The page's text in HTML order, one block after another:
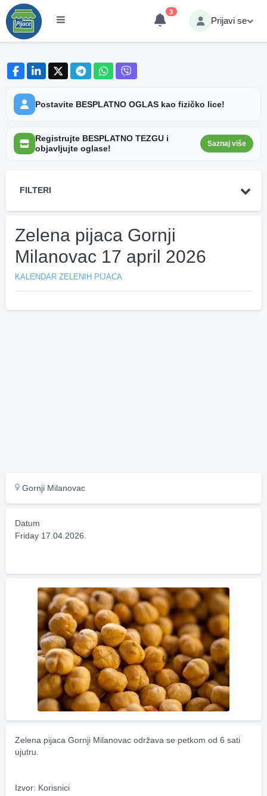
3
Prijavi se
Postavite BESPLATNO OGLAS kao fizičko lice!
Registrujte BESPLATNO TEZGU i
objavljujte oglase!
Saznaj više
FILTERI
Zelena pijaca Gornji
Milanovac 17 april 2026
KALENDAR ZELENIH PIJACA
Gornji Milanovac
Datum
Friday 17.04.2026.
Zelena pijaca Gornji Milanovac održava se petkom od 6 sati
ujutru.
Izvor: Korisnici